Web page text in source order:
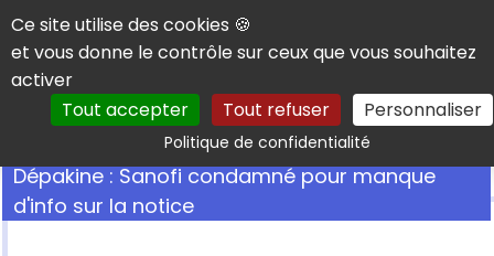
Panneau de gestion des cookies
Ce site utilise des cookies 🍪
et vous donne le contrôle sur ceux que vous souhaitez
activer
Tout accepter
Tout refuser Personnaliser
Politique de confidentialitéRechercher
Dépakine : Sanofi condamné pour manque
d'info sur la notice